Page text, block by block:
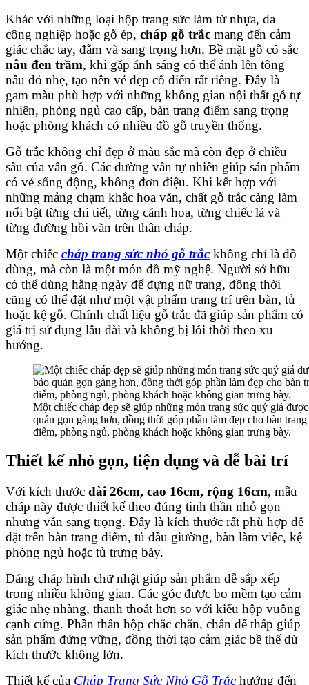
Khác với những loại hộp trang sức làm từ nhựa, da
công nghiệp hoặc gỗ ép, cháp gỗ trắc mang đến cảm
giác chắc tay, đằm và sang trọng hơn. Bề mặt gỗ có sắc
nâu đen trầm, khi gặp ánh sáng có thể ánh lên tông
nâu đỏ nhẹ, tạo nên vẻ đẹp cổ điển rất riêng. Đây là
gam màu phù hợp với những không gian nội thất gỗ tự
nhiên, phòng ngủ cao cấp, bàn trang điểm sang trọng
hoặc phòng khách có nhiều đồ gỗ truyền thống.
Gỗ trắc không chỉ đẹp ở màu sắc mà còn đẹp ở chiều
sâu của vân gỗ. Các đường vân tự nhiên giúp sản phẩm
có vẻ sống động, không đơn điệu. Khi kết hợp với
những mảng chạm khắc hoa văn, chất gỗ trắc càng làm
nổi bật từng chi tiết, từng cánh hoa, từng chiếc lá và
từng đường hồi văn trên thân cháp.
Một chiếc cháp trang sức nhỏ gỗ trắc không chỉ là đồ
dùng, mà còn là một món đồ mỹ nghệ. Người sở hữu
có thể dùng hằng ngày để đựng nữ trang, đồng thời
cũng có thể đặt như một vật phẩm trang trí trên bàn, tủ
hoặc kệ gỗ. Chính chất liệu gỗ trắc đã giúp sản phẩm có
giá trị sử dụng lâu dài và không bị lỗi thời theo xu
hướng.
Một chiếc cháp đẹp sẽ giúp những món trang sức quý giá
quản gọn gàng hơn, đồng thời góp phần làm đẹp cho bàn trang
điểm, phòng ngủ, phòng khách hoặc không gian trưng bày.
Thiết kế nhỏ gọn, tiện dụng và dễ bài trí
Với kích thước dài 26cm, cao 16cm, rộng 16cm, mẫu
cháp này được thiết kế theo đúng tinh thần nhỏ gọn
nhưng vẫn sang trọng. Đây là kích thước rất phù hợp để
đặt trên bàn trang điểm, tủ đầu giường, bàn làm việc, kệ
phòng ngủ hoặc tủ trưng bày.
Dáng cháp hình chữ nhật giúp sản phẩm dễ sắp xếp
trong nhiều không gian. Các góc được bo mềm tạo cảm
giác nhẹ nhàng, thanh thoát hơn so với kiểu hộp vuông
cạnh cứng. Phần thân hộp chắc chắn, chân đế thấp giúp
sản phẩm đứng vững, đồng thời tạo cảm giác bề thế dù
kích thước không lớn.
Thiết kế của Cháp Trang Sức Nhỏ Gỗ Trắchướng đến